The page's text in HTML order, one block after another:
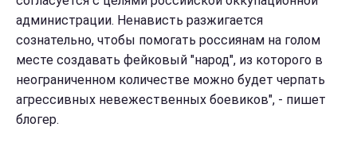
администрации. Ненависть разжигается
сознательно, чтобы помогать россиянам на голом
месте создавать фейковый "народ", из которого в
неограниченном количестве можно будет черпать
агрессивных невежественных боевиков", - пишет
блогер.